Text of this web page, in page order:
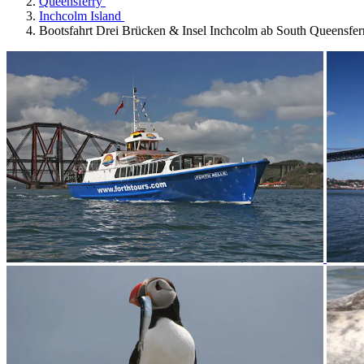
Inchcolm Island
Bootsfahrt Drei Brücken & Insel Inchcolm ab South